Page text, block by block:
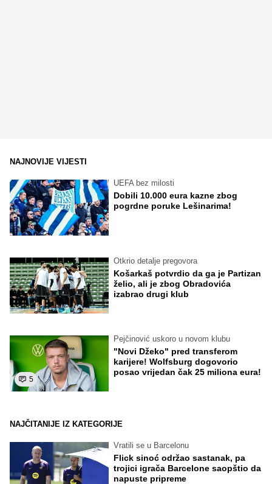
NAJNOVIJE VIJESTI
UEFA bez milosti
Dobili 10.000 eura kazne zbog
pogrdne poruke Lešinarima!
Otkrio detalje pregovora
Košarkaš potvrdio da ga je Partizan
želio, ali je zbog Obradovića
izabrao drugi klub
5
Pejčinović uskoro u novom klubu
"Novi Džeko" pred transferom
karijere! Wolfsburg dogovorio
posao vrijedan čak 25 miliona eura!
NAJČITANIJE IZ KATEGORIJE
Vratili se u Barcelonu
Flick sinoć održao sastanak, pa
trojici igrača Barcelone saopštio da
napuste pripreme